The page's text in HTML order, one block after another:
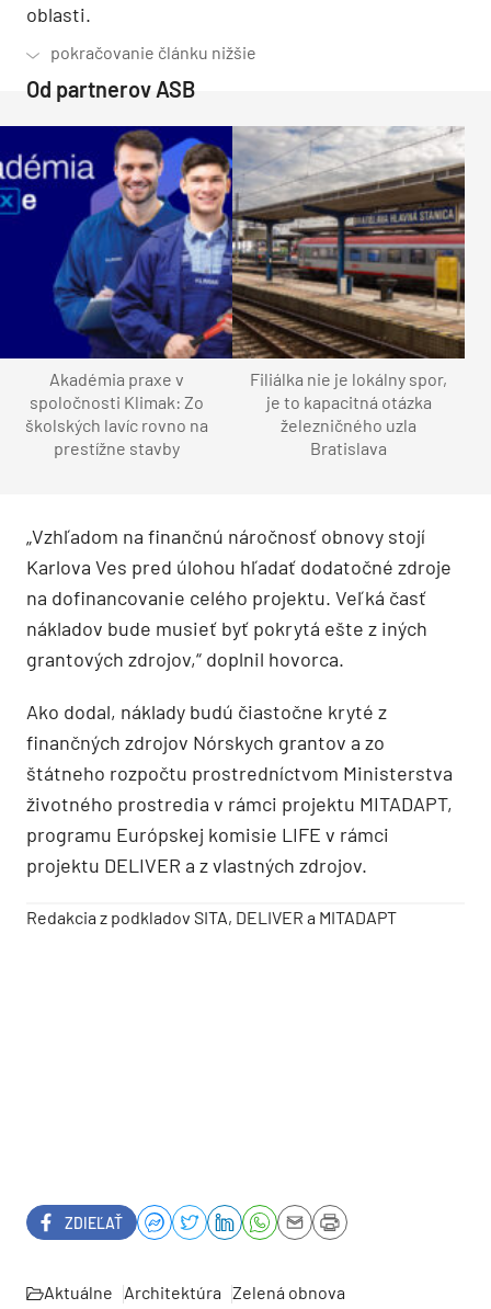
oblasti.
Od partnerov ASB
Akadémia praxe v
spoločnosti Klimak: Zo
školských lavíc rovno na
prestížne stavby
Filiálka nie je lokálny spor,
je to kapacitná otázka
železničného uzla
Bratislava
„Vzhľadom na finančnú náročnosť obnovy stojí
Karlova Ves pred úlohou hľadať dodatočné zdroje
na dofinancovanie celého projektu. Veľká časť
nákladov bude musieť byť pokrytá ešte z iných
grantových zdrojov,“ doplnil hovorca.
Ako dodal, náklady budú čiastočne kryté z
finančných zdrojov Nórskych grantov a zo
štátneho rozpočtu prostredníctvom Ministerstva
životného prostredia v rámci projektu MITADAPT,
programu Európskej komisie LIFE v rámci
projektu DELIVER a z vlastných zdrojov.
Redakcia z podkladov SITA, DELIVER a MITADAPT
ZDIEĽAŤ
Aktuálne Architektúra Zelená obnova